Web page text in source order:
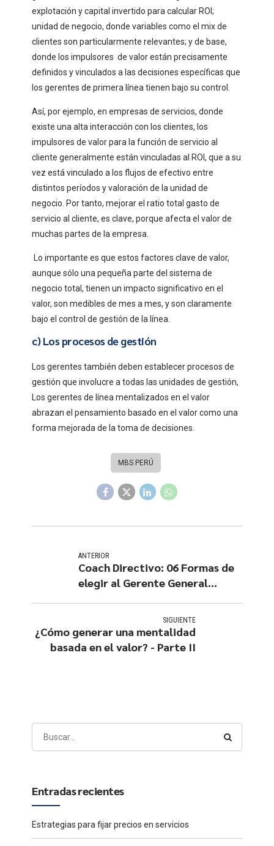
explotación y capital invertido para calcular ROI;
unidad de negocio, donde variables como el mix de
clientes son particularmente relevantes; y de base,
donde los impulsores de valor están precisamente
definidos y vinculados a las decisiones específicas que
los gerentes de primera línea tienen bajo su control.
Así, por ejemplo, en empresas de servicios, donde
existe una alta interacción con los clientes, los
impulsores de valor para la función de servicio al
cliente generalmente están vinculadas al ROI, que a su
vez está vinculado a los flujos de efectivo entre
distintos períodos y valoración de la unidad de
negocio. Por tanto, mejorar el ratio total gasto de
servicio al cliente, es clave, porque afecta el valor de
muchas partes de la empresa.
Lo importante es que estos factores clave de valor,
aunque sólo una pequeña parte del sistema de
negocio total, tienen un impacto significativo en el
valor, son medibles de mes a mes, y son claramente
bajo el control de gestión de la línea.
c) Los procesos de gestión
Los gerentes también deben establecer procesos de
gestión que involucre a todas las unidades de gestión,
Los gerentes de línea mentalizados en el valor
abrazan el pensamiento basado en el valor como una
forma mejorada de la toma de decisiones.
MBS PERÚ
ANTERIOR
Coach Directivo: 06 Formas de
elegir al Gerente General
SIGUIENTE
¿Cómo generar una mentalidad
basada en el valor? - Parte II
Entradas recientes
Estrategias para fijar precios en servicios